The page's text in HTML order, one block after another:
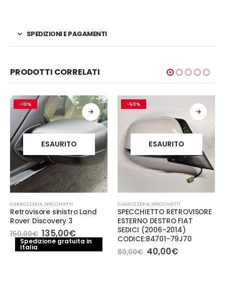
SPEDIZIONI E PAGAMENTI
PRODOTTI CORRELATI
-10%
ESAURITO
CARROZZERIA,SPECCHIETTI
Retrovisore sinistro Land
Rover Discovery 3
150,00€ Il
prezzo
originale
135,00€Il
prezzo
attuale
Spedizione gratuita in
Italia
-50%
ESAURITO
CARROZZERIA,SPECCHIETTI
SPECCHIETTO RETROVISORE
ESTERNO DESTRO FIAT
SEDICI (2006-2014)
CODICE:84701-79J70
80,00€ Il
prezzo
40,00€Il